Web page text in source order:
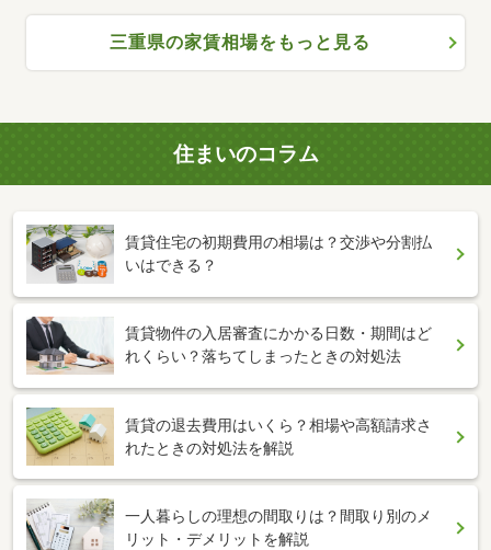
三重県の家賃相場をもっと見る
住まいのコラム
賃貸住宅の初期費用の相場は？交渉や分割払
いはできる？
賃貸物件の入居審査にかかる日数・期間はど
れくらい？落ちてしまったときの対処法
賃貸の退去費用はいくら？相場や高額請求さ
れたときの対処法を解説
一人暮らしの理想の間取りは？間取り別のメ
リット・デメリットを解説